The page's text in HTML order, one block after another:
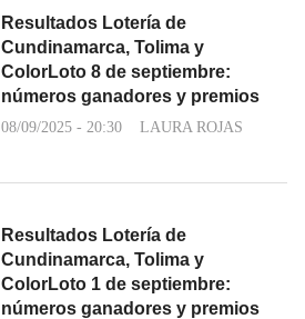
Resultados Lotería de
Cundinamarca, Tolima y
ColorLoto 8 de septiembre:
números ganadores y premios
08/09/2025 - 20:30 LAURA ROJAS
Resultados Lotería de
Cundinamarca, Tolima y
ColorLoto 1 de septiembre:
números ganadores y premios